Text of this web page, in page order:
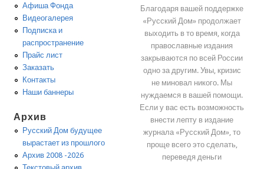
Афиша Фонда
Видеогалерея
Подписка и
распространение
Прайс лист
Заказать
Контакты
Наши баннеры
Архив
Русский Дом будущее
вырастает из прошлого
Архив 2008 -2026
Благодаря вашей поддержке
«Русский Дом» продолжает
выходить в то время, когда
православные издания
закрываются по всей России
одно за другим. Увы, кризис
не миновал никого. Мы
нуждаемся в вашей помощи.
Если у вас есть возможность
внести лепту в издание
журнала «Русский Дом», то
проще всего это сделать,
переведя деньги